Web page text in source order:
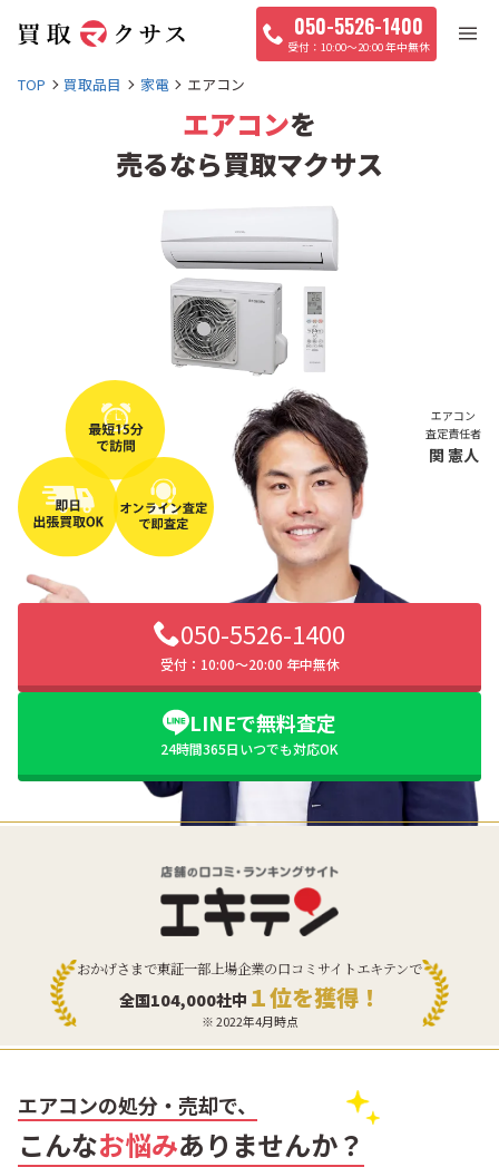
050-5526-1400
10:00〜20:00 年中無休
TOP 買取品目 家電 エアコン
エアコンを
売るなら買取マクサス
エアコン
査定責任者
関 憲人
050-5526-1400
受付：10:00〜20:00 年中無休
LINEで無料査定
24時間365日いつでも対応OK
おかげさまで東証一部上場企業の口コミサイトエキテンで
全国104,000社中 １位を獲得！
※ 2022年4月時点
エアコンの処分・売却で、
こんなお悩みありませんか？